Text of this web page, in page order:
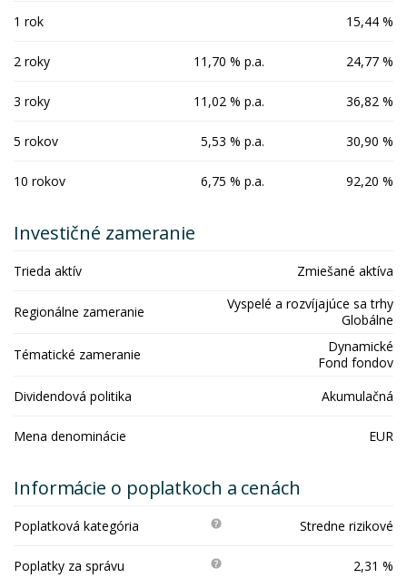
1 rok 15,44 %
2 roky 11,70 % p.a. 24,77 %
3 roky 11,02 % p.a. 36,82 %
5 rokov 5,53 % p.a. 30,90 %
10 rokov 6,75 % p.a. 92,20 %
Investičné zameranie
Trieda aktív Zmiešané aktíva
Regionálne zameranie
Vyspelé a rozvíjajúce sa trhy
Globálne
Tématické zameranie
Dynamické
Fond fondov
Dividendová politika
Akumulačná
Mena denominácie EUR
Informácie o poplatkoch a cenách
Poplatková kategória Stredne rizikové
Poplatky za správu 2,31 %